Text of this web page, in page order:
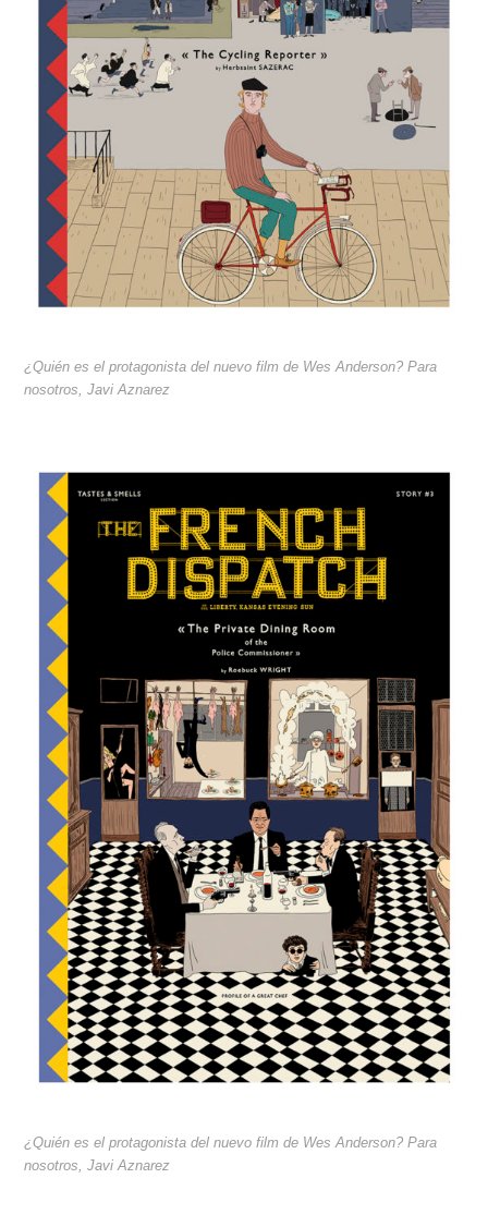
¿Quién es el protagonista del nuevo film de Wes Anderson? Para
nosotros, Javi Aznarez
¿Quién es el protagonista del nuevo film de Wes Anderson? Para
nosotros, Javi Aznarez